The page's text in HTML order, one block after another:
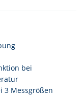
bei
3 Messgrößen